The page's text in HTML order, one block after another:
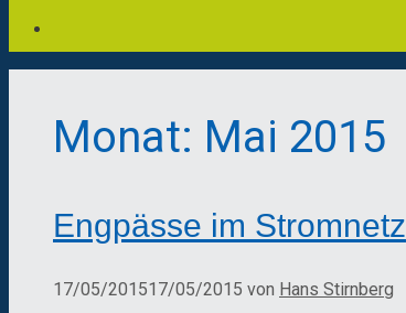
Monat: Mai 2015
Engpässe im Stromnetz
17/05/201517/05/2015 von Hans Stirnberg